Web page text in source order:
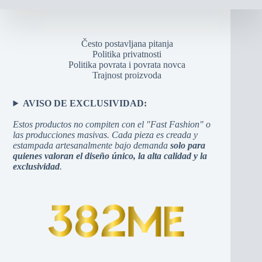
Često postavljana pitanja
Politika privatnosti
Politika povrata i povrata novca
Trajnost proizvoda
AVISO DE EXCLUSIVIDAD:
Estos productos no compiten con el "Fast Fashion" o
las producciones masivas. Cada pieza es creada y
estampada artesanalmente bajo demandasolo para
quienes valoran el diseño único, la alta calidad y la
exclusividad.